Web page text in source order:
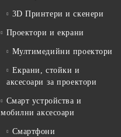
3D Принтери и скенери
Проектори и екрани
Мултимедийни проектори
Екрани, стойки и
аксесоари за проектори
Смарт устройства и
мобилни аксесоари
Смартфони